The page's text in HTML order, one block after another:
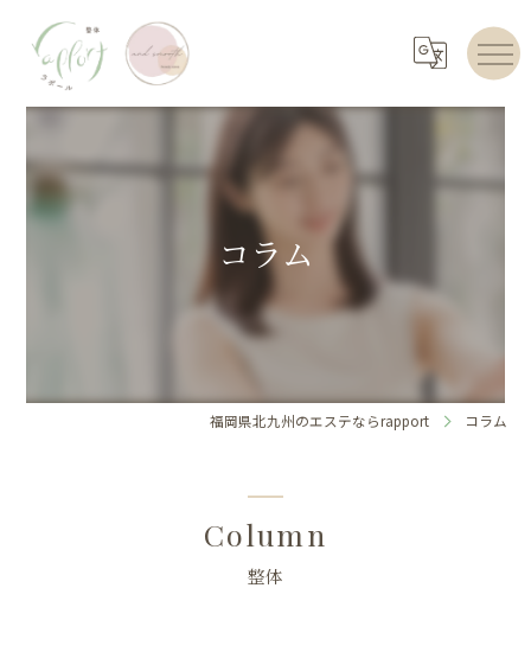
コラム
福岡県北九州のエステならrapport コラム
Column
整体